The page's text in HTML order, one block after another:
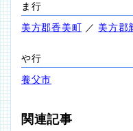
ま行
美方郡香美町 ／ 美方郡
や行
養父市
関連記事